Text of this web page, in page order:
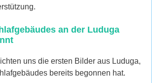
an der Luduga
uns die ersten Bilder aus Luduga,
bereits begonnen hat.